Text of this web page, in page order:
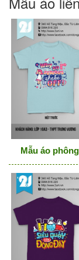
Mẫu áo